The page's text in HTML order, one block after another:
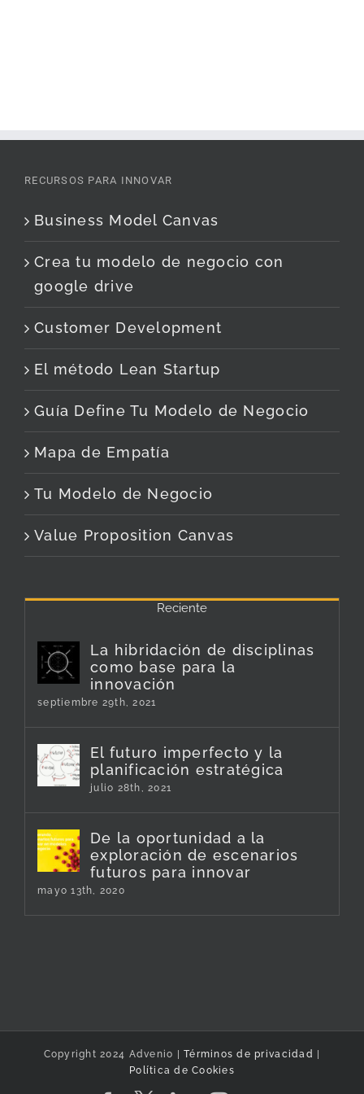
RECURSOS PARA INNOVAR
Business Model Canvas
Crea tu modelo de negocio con
google drive
Customer Development
El método Lean Startup
Guía Define Tu Modelo de Negocio
Mapa de Empatía
Tu Modelo de Negocio
Value Proposition Canvas
Reciente
La hibridación de disciplinas
como base para la
innovación
septiembre 29th, 2021
El futuro imperfecto y la
planificación estratégica
julio 28th, 2021
De la oportunidad a la
exploración de escenarios
futuros para innovar
mayo 13th, 2020
Copyright 2024 Advenio | Términos de privacidad
Política de Cookies